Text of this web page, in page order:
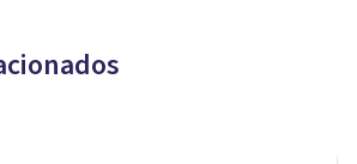
un mito del cine